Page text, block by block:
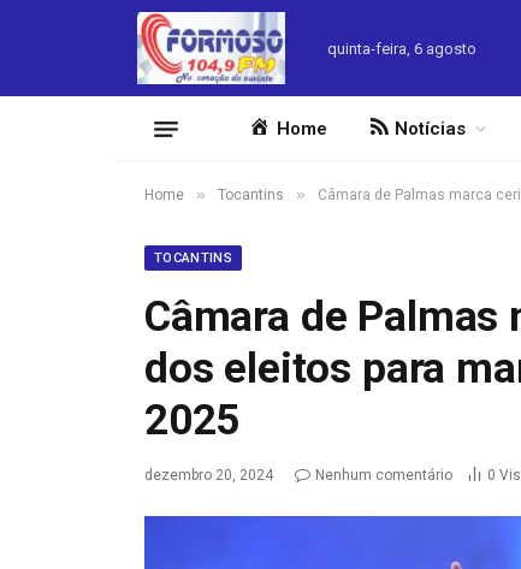
quinta-feira, 6 agosto
Home Notícias
Home » Tocantins » Câmara de Palmas marca
TOCANTINS
Câmara de
dos eleitos para
2025
dezembro 20, 2024 Nenhum comentário 0